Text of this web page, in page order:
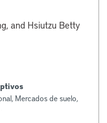
and Hsiutzu Betty
Mercados de suelo,